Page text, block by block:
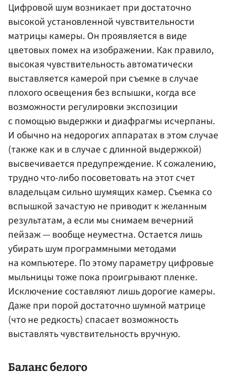
Цифровой шум возникает при достаточно
высокой установленной чувствительности
матрицы камеры. Он проявляется в виде
цветовых помех на изображении. Как правило,
высокая чувствительность автоматически
выставляется камерой при съемке в случае
плохого освещения без вспышки, когда все
возможности регулировки экспозиции
с помощью выдержки и диафрагмы исчерпаны.
И обычно на недорогих аппаратах в этом случае
(также как и в случае с длинной выдержкой)
высвечивается предупреждение. К сожалению,
трудно что-либо посоветовать на этот счет
владельцам сильно шумящих камер. Съемка со
вспышкой зачастую не приводит к желанным
результатам, а если мы снимаем вечерний
пейзаж — вообще неуместна. Остается лишь
убирать шум программными методами
на компьютере. По этому параметру цифровые
мыльницы тоже пока проигрывают пленке.
Исключение составляют лишь дорогие камеры.
Даже при порой достаточно шумной матрице
(что не редкость) спасает возможность
выставлять чувствительность вручную.
Баланс белого